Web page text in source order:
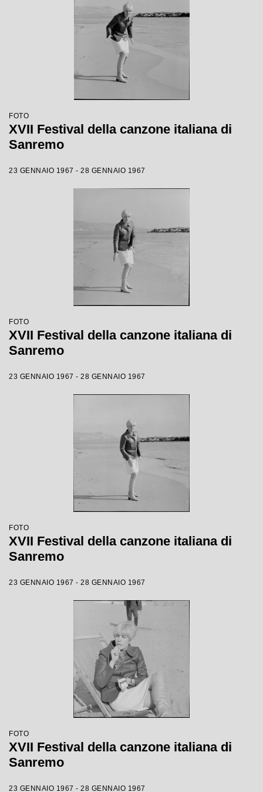
FOTO
XVII Festival della canzone italiana di
Sanremo
23 GENNAIO 1967 - 28 GENNAIO 1967
FOTO
XVII Festival della canzone italiana di
Sanremo
23 GENNAIO 1967 - 28 GENNAIO 1967
FOTO
XVII Festival della canzone italiana di
Sanremo
23 GENNAIO 1967 - 28 GENNAIO 1967
FOTO
XVII Festival della canzone italiana di
Sanremo
23 GENNAIO 1967 - 28 GENNAIO 1967